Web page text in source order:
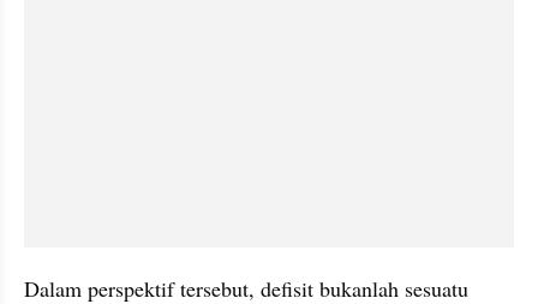
Dalam perspektif tersebut, defisit bukanlah sesuatu